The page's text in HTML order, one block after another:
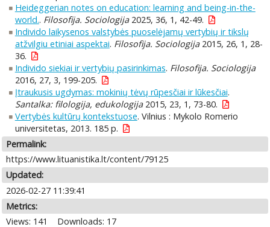
Heideggerian notes on education: learning and being-in-the-
world.. Filosofija. Sociologija2025, 36, 1, 42-49.
Individo laikysenos valstybės puoselėjamų vertybių ir tikslų
atžvilgiu etiniai aspektai. Filosofija. Sociologija2015, 26, 1, 28-
36.
Individo siekiai ir vertybių pasirinkimas. Filosofija. Sociologija
2016, 27, 3, 199-205.
Įtraukusis ugdymas: mokinių tėvų rūpesčiai ir lūkesčiai.
Santalka: filologija, edukologija2015, 23, 1, 73-80.
Vertybės kultūrų kontekstuose. Vilnius : Mykolo Romerio
universitetas, 2013. 185 p.
Permalink:
https://www.lituanistika.lt/content/79125
Updated:
2026-02-27 11:39:41
Metrics:
Views: 141
Downloads: 17